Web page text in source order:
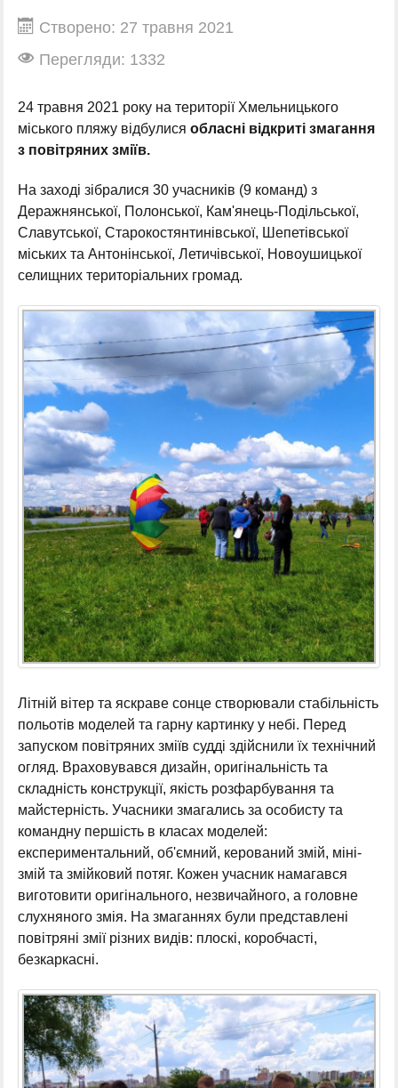
Створено: 27 травня 2021
Перегляди: 1332
24 травня 2021 року на території Хмельницького
міського пляжу відбулися обласні відкриті змагання
з повітряних зміїв.
На заході зібралися 30 учасників (9 команд) з
Деражнянської, Полонської, Кам'янець-Подільської,
Славутської, Старокостянтинівської, Шепетівської
міських та Антонінської, Летичівської, Новоушицької
селищних територіальних громад.
Літній вітер та яскраве сонце створювали стабільність
польотів моделей та гарну картинку у небі. Перед
запуском повітряних зміїв судді здійснили їх технічний
огляд. Враховувався дизайн, оригінальність та
складність конструкції, якість розфарбування та
майстерність. Учасники змагались за особисту та
командну першість в класах моделей:
експериментальний, об'ємний, керований змій, міні-
змій та змійковий потяг. Кожен учасник намагався
виготовити оригінального, незвичайного, а головне
слухняного змія. На змаганнях були представлені
повітряні змії різних видів: плоскі, коробчасті,
безкаркасні.